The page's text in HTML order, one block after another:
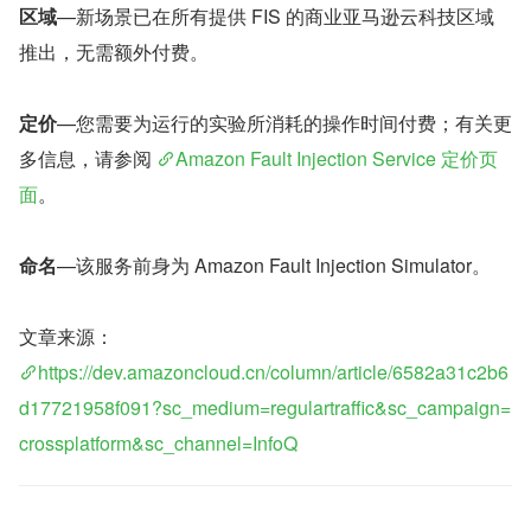
区域—新场景已在所有提供 FIS 的商业亚马逊云科技区域
推出，无需额外付费。
定价—您需要为运行的实验所消耗的操作时间付费；有关更
多信息，请参阅
Amazon Fault Injection Service 定价页
面。
命名—该服务前身为 Amazon Fault Injection Simulator。
文章来源：
https://dev.amazoncloud.cn/column/article/6582a31c2b6
d17721958f091?sc_medium=regulartraffic&sc_campaign=
crossplatform&sc_channel=InfoQ